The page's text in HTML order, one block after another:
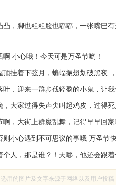
脚也粗粗脸也嘟嘟，一张嘴巴有
小心哦！今天可是万圣节哟！
着下弦月，蝙蝠振翅划破黑夜 ，
迎来一群步伐轻盈的小鬼，让我
家过得失声尖叫起鸡皮，过得死
大街上群魔乱舞，记得早早回家
心遇到不可思议的事哦 万圣节快
，那是谁？！天哪，他还会跟着
用的图片及文字来源于网络以及用户投